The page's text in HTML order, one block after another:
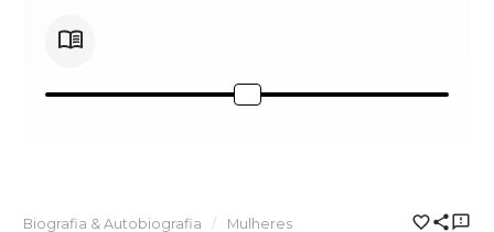
Biografia & Autobiografia Mulheres